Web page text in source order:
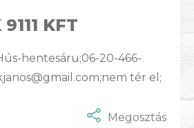
KFT
hentesáru;06-20-466-
tér el;
Megosztás